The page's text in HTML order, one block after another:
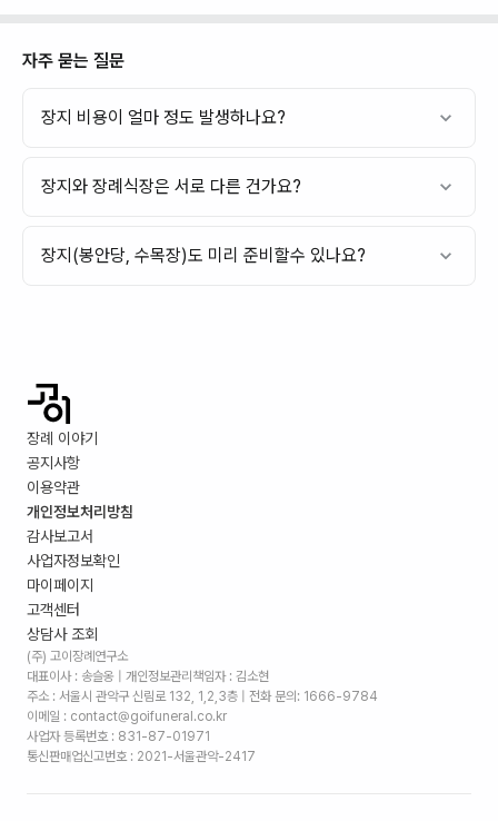
자주 묻는 질문
장지 비용이 얼마 정도 발생하나요?
장지와 장례식장은 서로 다른 건가요?
장지(봉안당, 수목장)도 미리 준비할수 있나요?
장례 이야기
공지사항
이용약관
개인정보처리방침
감사보고서
사업자정보확인
마이페이지
고객센터
상담사 조회
(주) 고이장례연구소
대표이사 : 송슬옹 | 개인정보관리책임자 : 김소현
주소 : 서울시 관악구 신림로 132, 1,2,3층 | 전화 문의: 1666-9784
이메일 : contact@goifuneral.co.kr
사업자 등록번호 : 831-87-01971
통신판매업신고번호 : 2021-서울관악-2417